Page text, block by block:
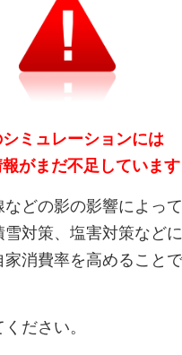
シミュレーションには
報がまだ不足しています
どの影の影響によって
対策、塩害対策など
消費率を高めること
ださい。